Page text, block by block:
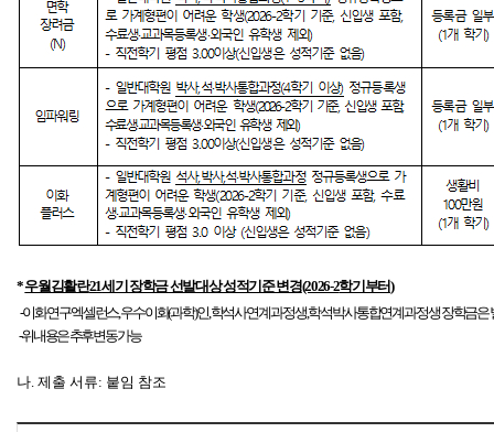
*우월김활란21세기 장학금 선발대상 성적기준 변경(2026-2학기부터)
-이화연구엑셀런스,우수이화(과학)인, 학석사연계과정생,학석박사통합연계과정생 장학금은
-위 내용은 추후 변동 가능
나 제출 서류: 붙임 참조